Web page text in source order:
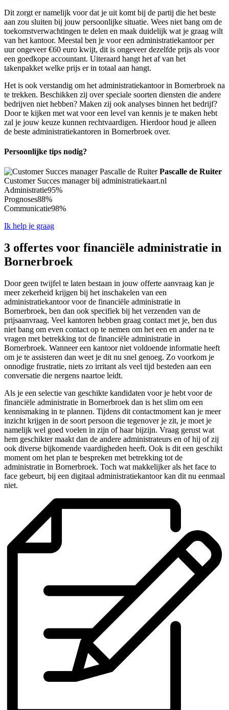
Dit zorgt er namelijk voor dat je uit komt bij de partij die het beste
aan zou sluiten bij jouw persoonlijke situatie. Wees niet bang om de
toekomstverwachtingen te delen en maak duidelijk wat je graag wilt
van het kantoor. Meestal ben je voor een administratiekantoor per
uur ongeveer €60 euro kwijt, dit is ongeveer dezelfde prijs als voor
een goedkope accountant. Uiteraard hangt het af van het
takenpakket welke prijs er in totaal aan hangt.
Het is ook verstandig om het administratiekantoor in Bornerbroek na
te trekken. Beschikken zij over speciale soorten diensten die andere
bedrijven niet hebben? Maken zij ook analyses binnen het bedrijf?
Door te kijken met wat voor een level van kennis je te maken hebt
zal je jouw keuze kunnen rechtvaardigen. Hierdoor houd je alleen
de beste administratiekantoren in Bornerbroek over.
Persoonlijke tips nodig?
Pascalle de Ruiter
Customer Succes manager bij administratiekaart.nl
Administratie95%
Prognoses88%
Communicatie98%
Ik help je graag
3 offertes voor financiële administratie in
Bornerbroek
Door geen twijfel te laten bestaan in jouw offerte aanvraag kan je
meer zekerheid krijgen bij het inschakelen van een
administratiekantoor voor de financiële administratie in
Bornerbroek, ben dan ook specifiek bij het verzenden van de
prijsaanvraag. Veel kantoren hebben graag contact met je, ben dus
niet bang om even contact op te nemen om het een en ander na te
vragen met betrekking tot de financiële administratie in
Bornerbroek. Wanneer een kantoor niet voldoende informatie heeft
om je te assisteren dan weet je dit nu snel genoeg. Zo voorkom je
onnodige frustratie, niets zo irritant als veel tijd besteden aan een
conversatie die nergens naartoe leidt.
Als je een selectie van geschikte kandidaten voor je hebt voor de
financiële administratie in Bornerbroek dan is het slim om een
kennismaking in te plannen. Tijdens dit contactmoment kan je meer
inzicht krijgen in de soort persoon die tegenover je zit, je moet je
namelijk wel goed voelen in zijn of haar bijzijn. Vraag gerust wat
hem geschikter maakt dan de andere administrateurs en of hij of zij
ook diverse bijkomende vaardigheden heeft. Ook is dit een geschikt
moment om het plan te bespreken met betrekking tot de
administratie in Bornerbroek. Toch wat makkelijker als het face to
face gebeurt, bij een digitaal administratiekantoor kan dit nu eenmaal
niet.